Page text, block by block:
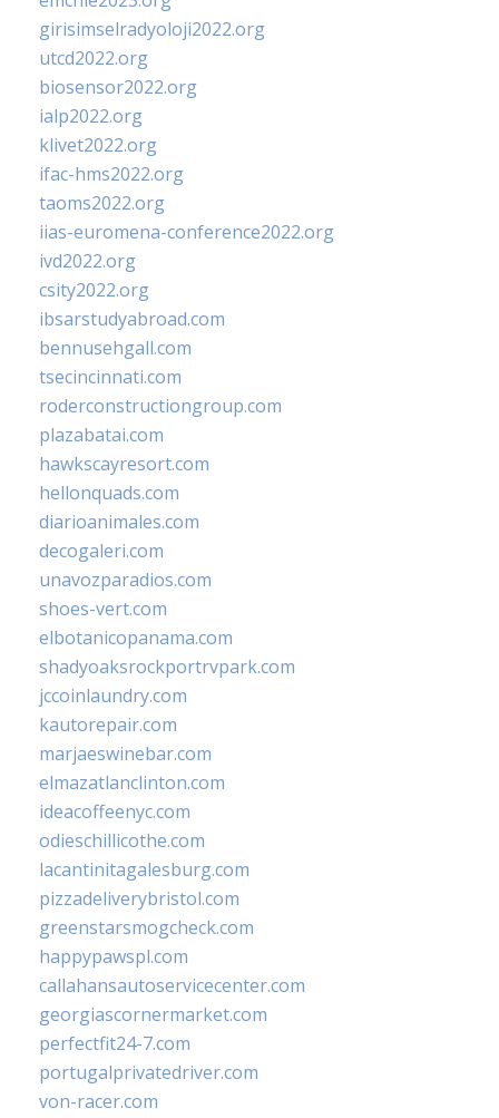
girisimselradyoloji2022.org
utcd2022.org
biosensor2022.org
ialp2022.org
klivet2022.org
ifac-hms2022.org
taoms2022.org
iias-euromena-conference2022.org
ivd2022.org
csity2022.org
ibsarstudyabroad.com
bennusehgall.com
tsecincinnati.com
roderconstructiongroup.com
plazabatai.com
hawkscayresort.com
hellonquads.com
diarioanimales.com
decogaleri.com
unavozparadios.com
shoes-vert.com
elbotanicopanama.com
shadyoaksrockportrvpark.com
jccoinlaundry.com
kautorepair.com
marjaeswinebar.com
elmazatlanclinton.com
ideacoffeenyc.com
odieschillicothe.com
lacantinitagalesburg.com
pizzadeliverybristol.com
greenstarsmogcheck.com
happypawspl.com
callahansautoservicecenter.com
georgiascornermarket.com
perfectfit24-7.com
portugalprivatedriver.com
von-racer.com